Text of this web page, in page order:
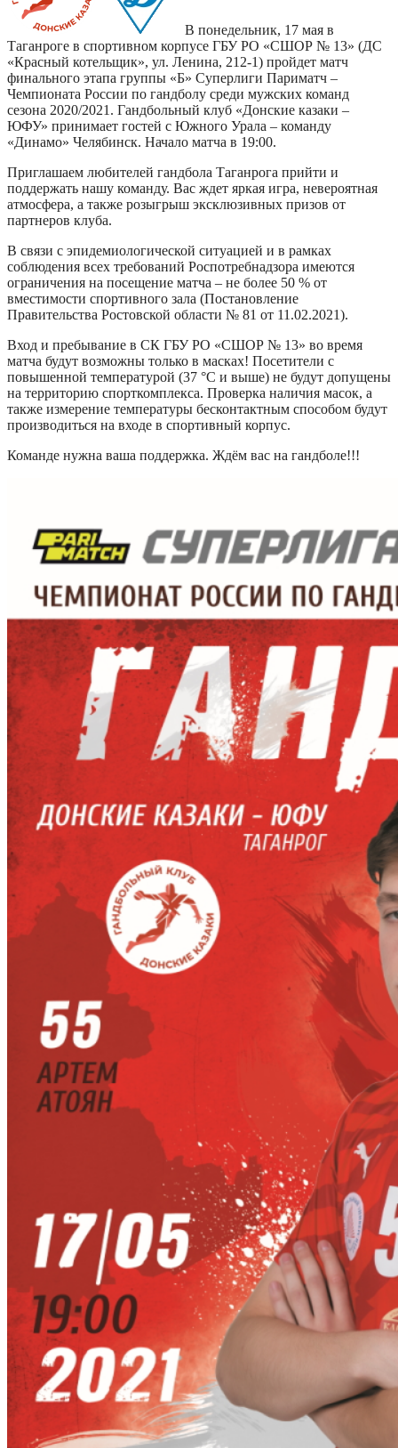
В понедельник, 17 мая в
Таганроге в спортивном корпусе ГБУ РО «СШОР № 13» (ДС
«Красный котельщик», ул. Ленина, 212-1) пройдет матч
финального этапа группы «Б» Суперлиги Париматч –
Чемпионата России по гандболу среди мужских команд
сезона 2020/2021. Гандбольный клуб «Донские казаки –
ЮФУ» принимает гостей с Южного Урала – команду
«Динамо» Челябинск. Начало матча в 19:00.
Приглашаем любителей гандбола Таганрога прийти и
поддержать нашу команду. Вас ждет яркая игра, невероятная
атмосфера, а также розыгрыш эксклюзивных призов от
партнеров клуба.
В связи с эпидемиологической ситуацией и в рамках
соблюдения всех требований Роспотребнадзора имеются
ограничения на посещение матча – не более 50 % от
вместимости спортивного зала (Постановление
Правительства Ростовской области № 81 от 11.02.2021).
Вход и пребывание в СК ГБУ РО «СШОР № 13» во время
матча будут возможны только в масках! Посетители с
повышенной температурой (37 °С и выше) не будут допущены
на территорию спорткомплекса. Проверка наличия масок, а
также измерение температуры бесконтактным способом будут
производиться на входе в спортивный корпус.
Команде нужна ваша поддержка. Ждём вас на гандболе!!!